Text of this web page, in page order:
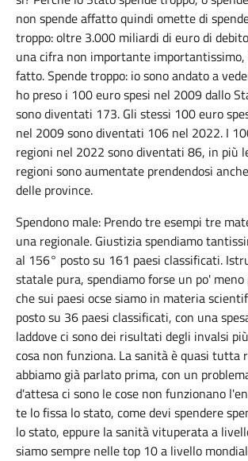
non spende affatto quindi omette di
troppo: oltre 3.000 miliardi di euro di
una cifra non importante importantissimo,
fatto. Spende troppo: io sono andato a
ho preso i 100 euro spesi nel 2009 dallo
sono diventati 173. Gli stessi 100 euro
nel 2009 sono diventati 106 nel 2022. I
regioni nel 2022 sono diventati 86, in più
regioni sono aumentate prendendosi
delle province.
Spendono male: Prendo tre esempi tre
una regionale. Giustizia spendiamo
al 156° posto su 161 paesi classificati.
statale pura, spendiamo forse un po'
che sui paesi ocse siamo in materia
posto su 36 paesi classificati, con una
laddove ci sono dei risultati degli invalsi
cosa non funziona. La sanità è quasi tutta
abbiamo già parlato prima, con un
d'attesa ci sono le cose non funzionano
te lo fissa lo stato, come devi spendere
lo stato, eppure la sanità vituperata a
siamo sempre nelle top 10 a livello